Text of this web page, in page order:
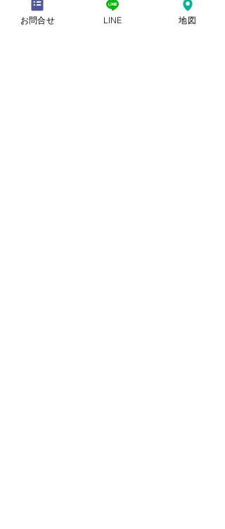
1人1人の体は違うから、
いい勉強にもなります。
お問合せ LINE 地図